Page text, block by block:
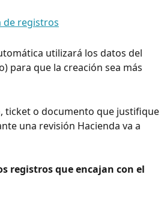
utilizará los datos del
para que la creación sea más
ticket o documento que justifique
una revisión Hacienda va a
registros que encajan con el